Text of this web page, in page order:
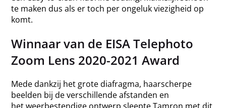
te maken dus als er toch per ongeluk viezigheid op
komt.
Winnaar van de EISA Telephoto
Zoom Lens 2020-2021 Award
Mede dankzij het grote diafragma, haarscherpe
beelden bij de verschillende afstanden en